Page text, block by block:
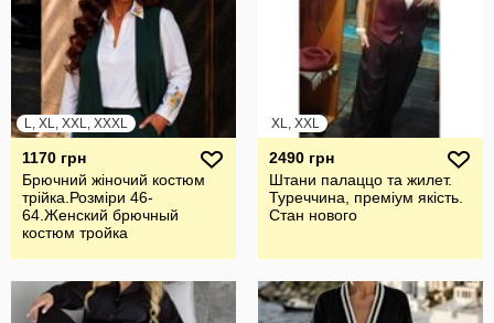
L, XL, XXL, XXXL
1170 грн
Брючний жiночий костюм
трiйка.Розмiри 46-
64.Женский брючный
костюм тройка
XL, XXL
2490 грн
Штани палаццо та жилет.
Туреччина, преміум якість.
Стан нового